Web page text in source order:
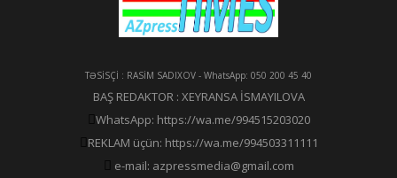
TƏSİSÇİ : RASİM SADIXOV - WhatsApp: 050 200 45 40
BAŞ REDAKTOR : XEYRANSA İSMAYILOVA
WhatsApp: https://wa.me/994515203020
REKLAM üçün: https://wa.me/994503311111
e-mail: azpressmedia@gmail.com